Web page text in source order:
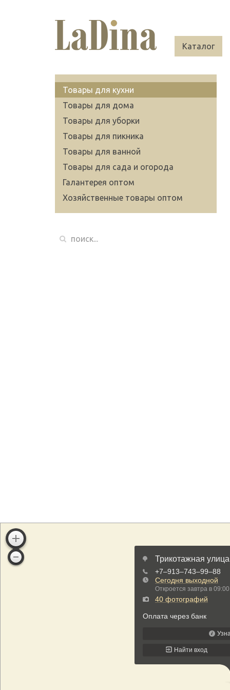
Каталог
Товары для кухни
Товары для дома
Товары для уборки
Товары для пикника
Товары для ванной
Товары для сада и огорода
Галантерея оптом
Хозяйственные товары оптом